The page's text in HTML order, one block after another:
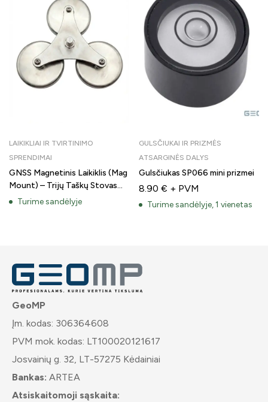
LAIKIKLIAI IR TVIRTINIMO
SPRENDIMAI
GNSS Magnetinis Laikiklis (Mag
Mount) – Trijų Taškų Stovas
Antenai
Turime sandėlyje
GULSČIUKAI IR PRIZMĖS
ATSARGINĖS DALYS
Gulsčiukas SP066 mini prizmei
8.90 € + PVM
Turime sandėlyje, 1 vienetas
GeoMP
Įm. kodas: 306364608
PVM mok. kodas: LT100020121617
Josvainių g. 32, LT-57275 Kėdainiai
Bankas: ARTEA
Atsiskaitomoji sąskaita: